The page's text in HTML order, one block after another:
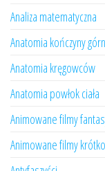
Analiza matematyczna
Anatomia kończyny
Anatomia kręgowców
Anatomia powłok ciała
Animowane filmy
Animowane filmy